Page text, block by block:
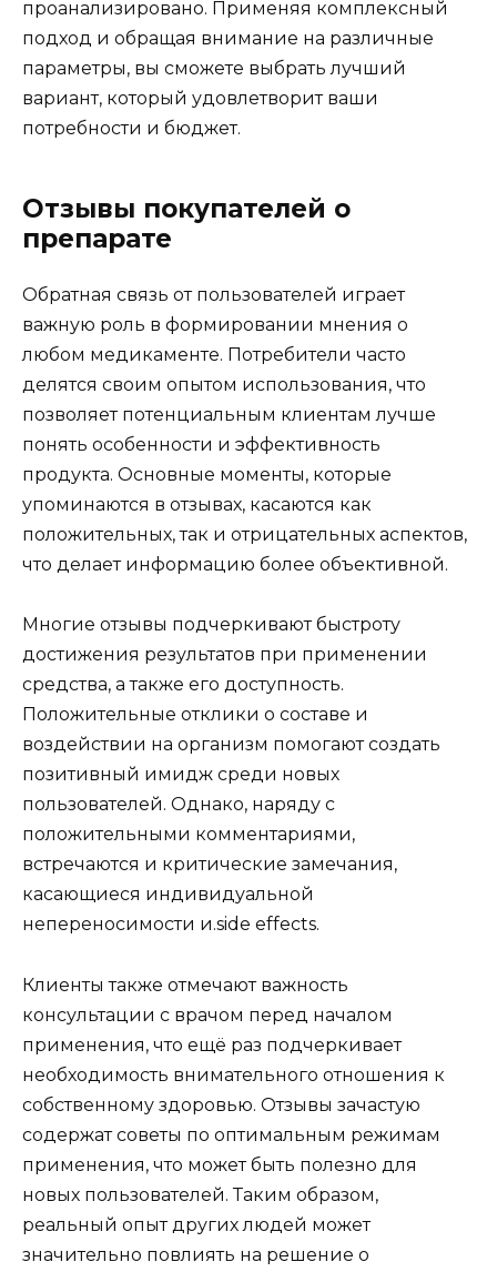
проанализировано. Применяя комплексный
подход и обращая внимание на различные
параметры, вы сможете выбрать лучший
вариант, который удовлетворит ваши
потребности и бюджет.
Отзывы покупателей о
препарате
Обратная связь от пользователей играет
важную роль в формировании мнения о
любом медикаменте. Потребители часто
делятся своим опытом использования, что
позволяет потенциальным клиентам лучше
понять особенности и эффективность
продукта. Основные моменты, которые
упоминаются в отзывах, касаются как
положительных, так и отрицательных аспектов,
что делает информацию более объективной.
Многие отзывы подчеркивают быстроту
достижения результатов при применении
средства, а также его доступность.
Положительные отклики о составе и
воздействии на организм помогают создать
позитивный имидж среди новых
пользователей. Однако, наряду с
положительными комментариями,
встречаются и критические замечания,
касающиеся индивидуальной
непереносимости и.side effects.
Клиенты также отмечают важность
консультации с врачом перед началом
применения, что ещё раз подчеркивает
необходимость внимательного отношения к
собственному здоровью. Отзывы зачастую
содержат советы по оптимальным режимам
применения, что может быть полезно для
новых пользователей. Таким образом,
реальный опыт других людей может
значительно повлиять на решение о